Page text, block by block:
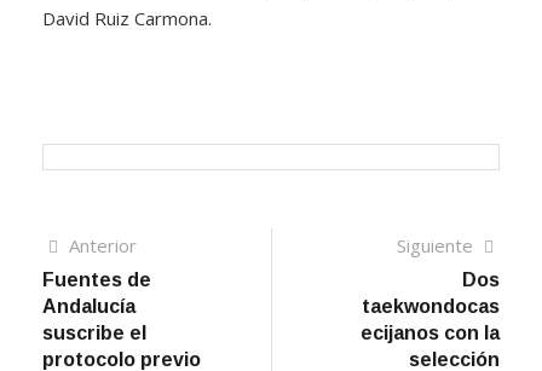
David Ruiz Carmona.
Navegación
de
entradas
AnteriorArtículo
anterior
Fuentes de
Andalucía
suscribe el
protocolo previo
Siguiente
Dos
taekwondocas
ecijanos con la
selección